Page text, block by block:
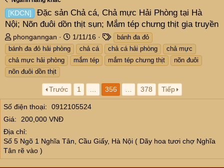
[KDCN]
Đặc sản Chả cá, Chả mực Hải Phòng tại Hà
Nội; Nõn đuôi dồn thịt sụn; Mắm tép chưng thịt gia truyền
T
h
r
e
a
r
t
e
r
phonganngan
N
g
à
y
ử
1/11/16
T
a
g
s
bánh đa đỏ
bánh đa đỏ hải phòng
chả cá chả cá hải phòng
chả mực
chả mực hải phòng
mắm tép mắm tép chưng thịt
nõn đuôi
nõn đuôi dồn thịt
Trước 1 356 378 Tiếp
Số điện thoại
0912105524
Giá
200,000 VNĐ
Địa chỉ
Số 5 Ngõ 1 Nghĩa Tân, Cầu Giấy, Hà Nội ( Dãy hoa tươi chợ Nghĩa
Tân rẽ vào )